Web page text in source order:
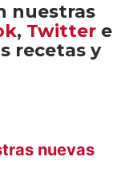
nuestras
, Twitter e
recetas y
nuevas